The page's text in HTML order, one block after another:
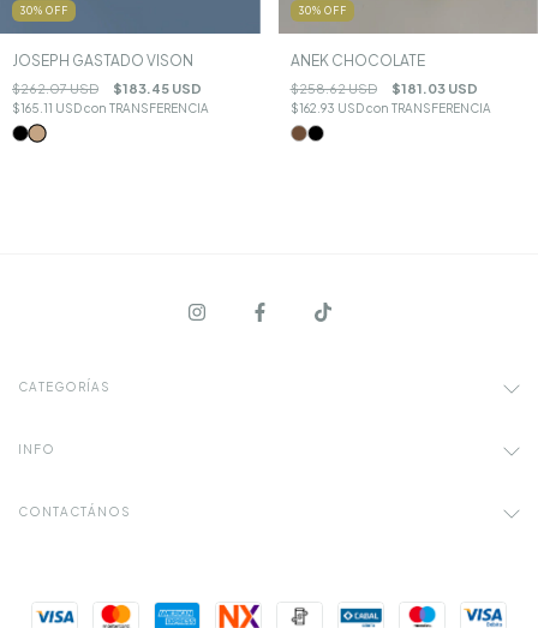
30% OFF
JOSEPH GASTADO VISON
$262.07 USD $183.45 USD
$165.11 USDcon TRANSFERENCIA
30% OFF
ANEK CHOCOLATE
$258.62 USD $181.03 USD
$162.93 USDcon TRANSFERENCIA
CATEGORÍAS
INFO
CONTACTÁNOS